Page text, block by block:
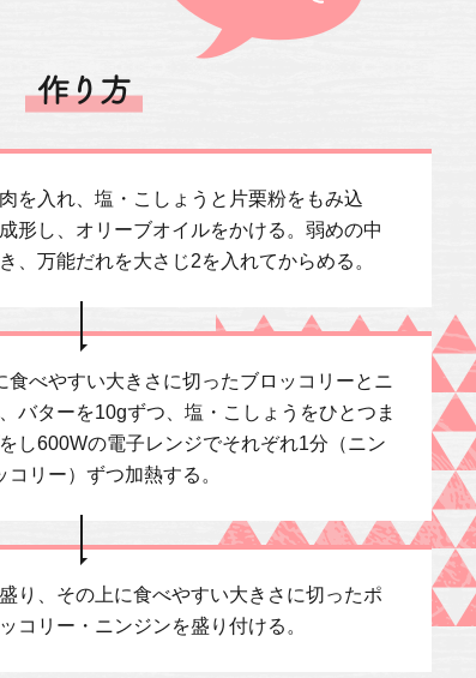
を入れ、塩・こしょうと片栗粉をもみ込
形し、オリーブオイルをかける。弱めの中
、万能だれを大さじ2を入れてからめる。
食べやすい大きさに切ったブロッコリーとニ
バターを10gずつ、塩・こしょうをひとつま
し600Wの電子レンジでそれぞれ1分（ニン
リー）ずつ加熱する。
り、その上に食べやすい大きさに切ったポ
コリー・ニンジンを盛り付ける。